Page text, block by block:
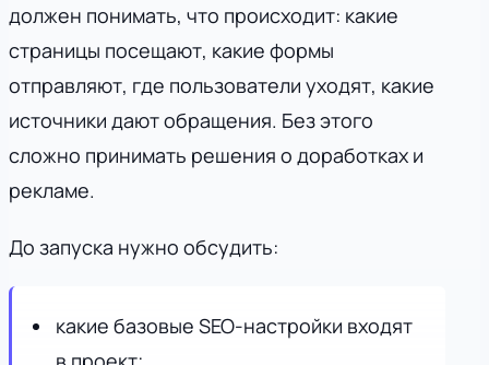
должен понимать, что происходит: какие
страницы посещают, какие формы
отправляют, где пользователи уходят, какие
источники дают обращения. Без этого
сложно принимать решения о доработках и
рекламе.
До запуска нужно обсудить:
какие базовые SEO-настройки входят